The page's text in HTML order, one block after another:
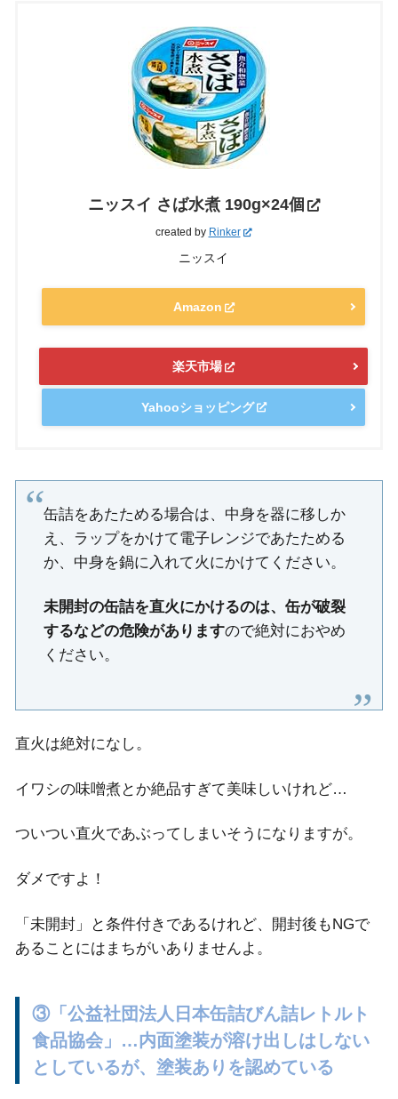
ニッスイ さば水煮 190g×24個
created by Rinker
ニッスイ
Amazon
楽天市場
Yahooショッピング
缶詰をあたためる場合は、中身を器に移しか
え、ラップをかけて電子レンジであたためる
か、中身を鍋に入れて火にかけてください。
未開封の缶詰を直火にかけるのは、缶が破裂
するなどの危険がありますので絶対におやめ
ください。
直火は絶対になし。
イワシの味噌煮とか絶品すぎて美味しいけれど…
ついつい直火であぶってしまいそうになりますが。
ダメですよ！
「未開封」と条件付きであるけれど、開封後もNGで
あることにはまちがいありませんよ。
③「公益社団法人日本缶詰びん詰レトルト
食品協会」…内面塗装が溶け出しはしない
としているが、塗装ありを認めている